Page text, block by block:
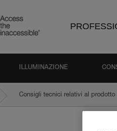
ILLUMINAZIONE
Consigli tecnici relativi al prodotto